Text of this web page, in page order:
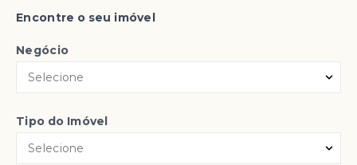
Encontre o seu imóvel
Negócio
Selecione
Tipo do Imóvel
Selecione